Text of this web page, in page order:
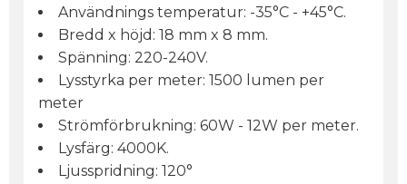
Användnings temperatur: -35°C - +45°C.
Bredd x höjd: 18 mm x 8 mm.
Spänning: 220-240V.
Lysstyrka per meter: 1500 lumen per
meter
Strömförbrukning: 60W - 12W per meter.
Lysfärg: 4000K.
Ljusspridning: 120°